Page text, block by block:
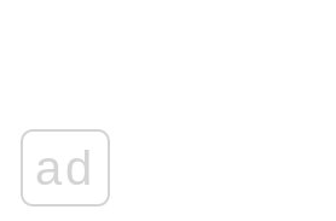
ad